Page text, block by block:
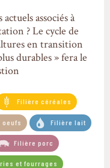
associés à
? Le cycle de
en transition
durables » fera le
Filière céréales
Filière lait
Filière porc
et fourrages